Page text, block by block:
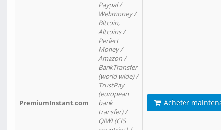
PremiumInstant.com
Paypal /
Webmoney /
Bitcoin,
Altcoins /
Perfect
Money /
Amazon /
BankTransfer
(world wide) /
TrustPay
(european
bank
transfer) /
QIWI (CIS
Acheter